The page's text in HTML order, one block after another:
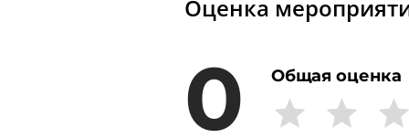
Оценка
0 Общая оценка